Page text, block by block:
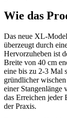
Wie das
Das neue XL-
überzeugt durch
Hervorzuheben ist
Breite von 40 cm
eine bis zu 2-3 Mal
gründlicher
einer Stangenlänge
das Erreichen jeder
der Praxis.